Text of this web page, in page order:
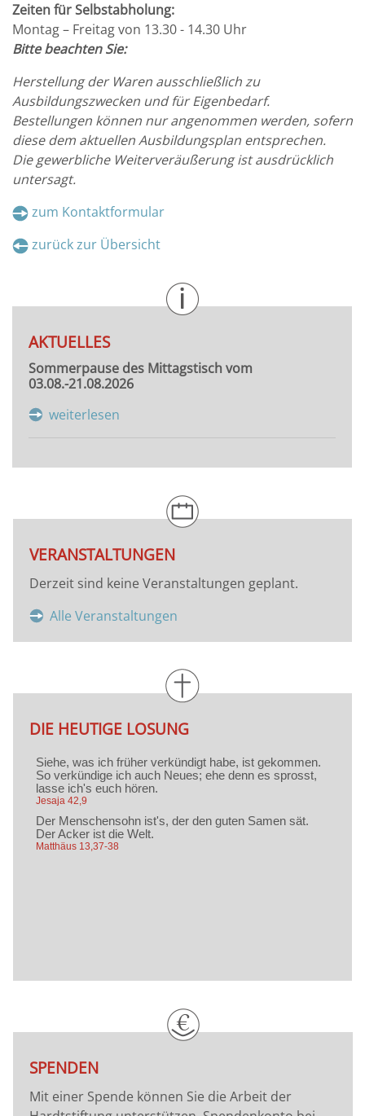
Zeiten für Selbstabholung:
Montag – Freitag von 13.30 - 14.30 Uhr
Bitte beachten Sie:
Herstellung der Waren ausschließlich zu
Ausbildungszwecken und für Eigenbedarf.
Bestellungen können nur angenommen werden, sofern
diese dem aktuellenAusbildungsplan entsprechen.
Die gewerbliche Weiterveräußerung ist ausdrücklich
untersagt.
zum Kontaktformular
zurück zur Übersicht
AKTUELLES
Sommerpause des Mittagstisch vom
03.08.-21.08.2026
weiterlesen
VERANSTALTUNGEN
Derzeit sind keine Veranstaltungen geplant.
Alle Veranstaltungen
DIE HEUTIGE LOSUNG
SPENDEN
Mit einer Spende können Sie die Arbeit der